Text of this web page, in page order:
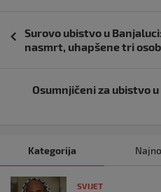
objava
Surovo ubistvo u
nasmrt, uhapšene tri
Osumnjičeni za ubistvo
Kategorija
SVIJET